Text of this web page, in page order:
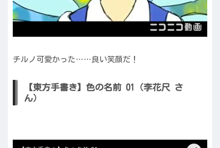
チルノ可愛かった……良い笑顔だ！
【東方手書き】色の名前 01（李花尺 さ
ん）